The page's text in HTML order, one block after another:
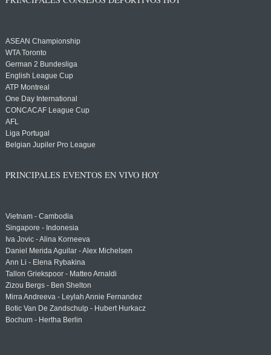
ASEAN Championship
WTA Toronto
German 2 Bundesliga
English League Cup
ATP Montreal
One Day International
CONCACAF League Cup
AFL
Liga Portugal
Belgian Jupiler Pro League
PRINCIPALES EVENTOS EN VIVO HOY
Vietnam - Cambodia
Singapore - Indonesia
Iva Jovic - Alina Korneeva
Daniel Merida Aguilar - Alex Michelsen
Ann Li - Elena Rybakina
Tallon Griekspoor - Matteo Arnaldi
Zizou Bergs - Ben Shelton
Mirra Andreeva - Leylah Annie Fernandez
Botic Van De Zandschulp - Hubert Hurkacz
Bochum - Hertha Berlin